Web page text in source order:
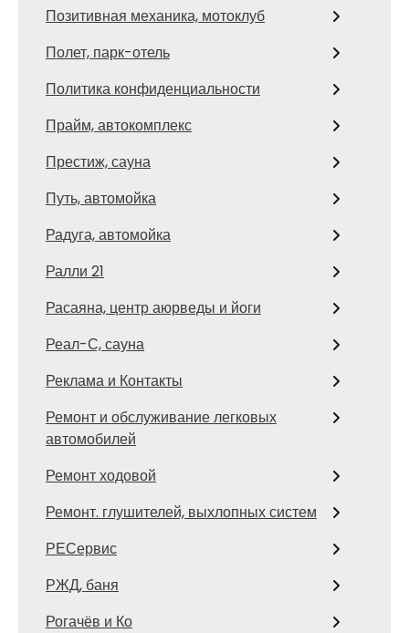
Позитивная механика, мотоклуб
Полет, парк-отель
Политика конфиденциальности
Прайм, автокомплекс
Престиж, сауна
Путь, автомойка
Радуга, автомойка
Ралли 21
Расаяна, центр аюрведы и йоги
Реал-С, сауна
Реклама и Контакты
Ремонт и обслуживание легковых
автомобилей
Ремонт ходовой
Ремонт. глушителей, выхлопных систем
РЕСервис
РЖД, баня
Рогачёв и Ко